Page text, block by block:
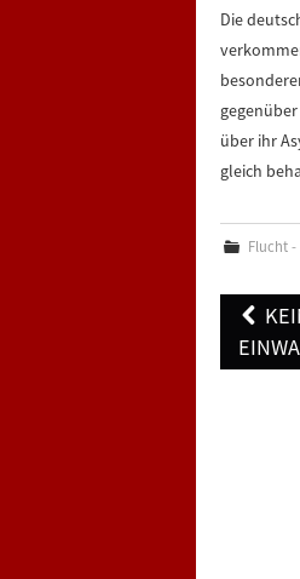
Die
über ihr
gleich
Flucht
Post